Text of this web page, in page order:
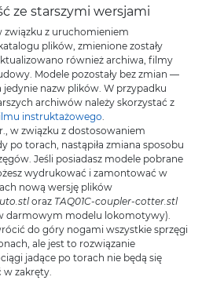
ze starszymi wersjami
związku z uruchomieniem
plików, zmienione zostały
również archiwa, filmy
Modele pozostały bez zmian —
jedynie nazw plików. W przypadku
archiwów należy skorzystać z
instruktażowego.
w związku z dostosowaniem
po torach, nastąpiła zmiana sposobu
Jeśli posiadasz modele pobrane
wydrukować i zamontować w
nową wersję plików
oraz TAQ01C-coupler-cotter.stl
darmowym modelu lokomotywy).
do góry nogami wszystkie sprzęgi
ale jest to rozwiązanie
jadące po torach nie będą się
w zakręty.